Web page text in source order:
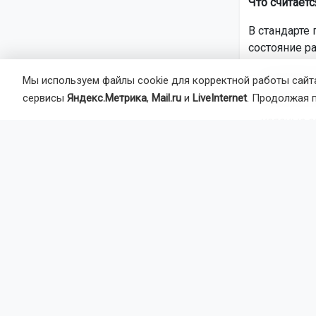
В
состояние
—
Мы используем файлы cookie для корректной работы
сервисы Яндекс.Метрика, Mail.ru и LiveInternet. Продолжая